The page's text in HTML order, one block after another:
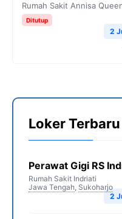
Rumah Sakit Annisa
Ditutup
2
Loker Terbaru
Perawat Gigi RS
Rumah Sakit Indriati
Jawa Tengah, Sukoharjo
2